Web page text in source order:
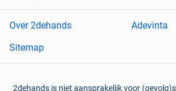
Over 2dehands
Adevinta
Sitemap
2dehands is niet aansprakelijk voor